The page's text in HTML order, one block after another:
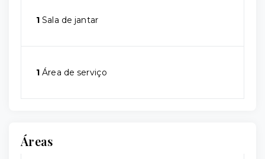
1 Sala de jantar
1 Área de serviço
Áreas